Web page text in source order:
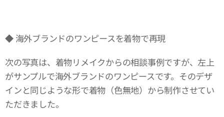
◆ 海外ブランドのワンピースを着物で再現
次の写真は、着物リメイクからの相談事例ですが、左上
がサンプルで海外ブランドのワンピースです。そのデザ
インと同じような形で着物（色無地）から制作させてい
ただきました。